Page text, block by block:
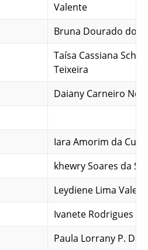
Valente
Bruna Dourado dos
Taísa Cassiana
Teixeira
Daiany Carneiro Neri
Iara Amorim da
khewry Soares da
Leydiene Lima
Ivanete Rodrigues
Paula Lorrany P. Da